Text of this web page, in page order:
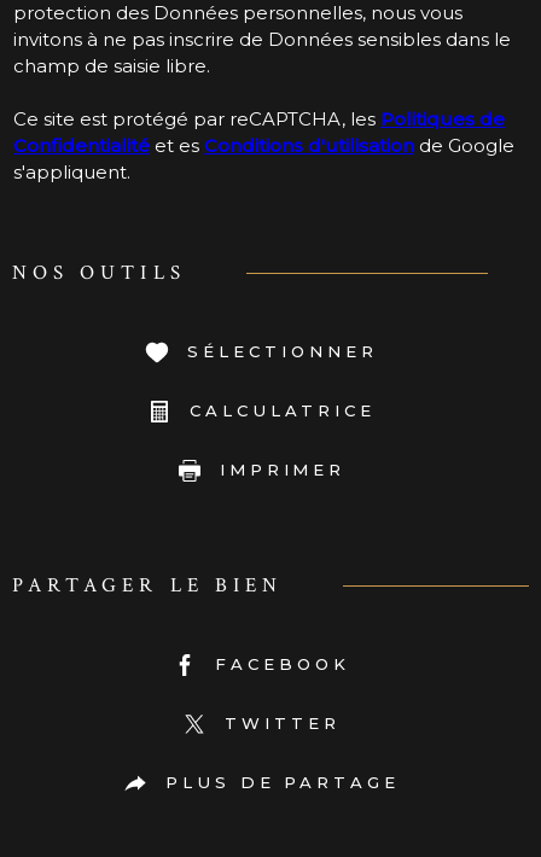
protection des Données personnelles, nous vous
invitons à ne pas inscrire de Données sensibles dans le
champ de saisie libre.
Ce site est protégé par reCAPTCHA, les Politiques de
Confidentialité et es Conditions d'utilisation de Google
s'appliquent.
NOS OUTILS
SÉLECTIONNER
CALCULATRICE
IMPRIMER
PARTAGER LE BIEN
FACEBOOK
TWITTER
PLUS DE PARTAGE